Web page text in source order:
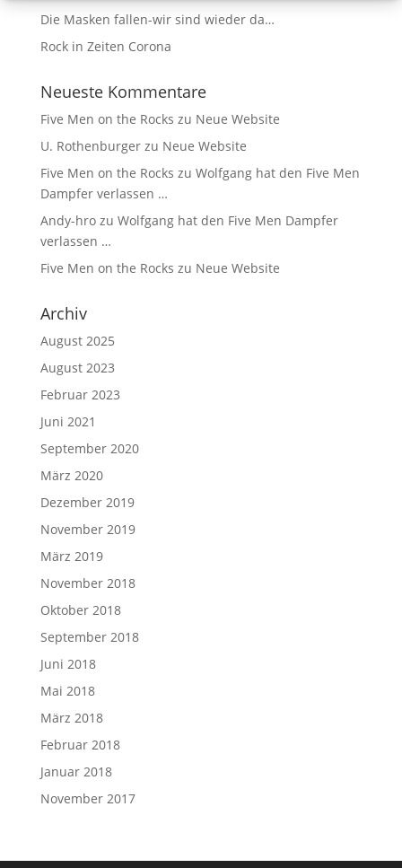
Die Masken fallen-wir sind wieder da…
Rock in Zeiten Corona
Neueste Kommentare
Five Men on the Rocks zu Neue Website
U. Rothenburgerzu Neue Website
Five Men on the Rocks zu Wolfgang hat den Five Men
Dampfer verlassen …
Andy-hrozu Wolfgang hat den Five Men Dampfer
verlassen …
Five Men on the Rocks zu Neue Website
Archiv
August 2025
August 2023
Februar 2023
Juni 2021
September 2020
März 2020
Dezember 2019
November 2019
März 2019
November 2018
Oktober 2018
September 2018
Juni 2018
Mai 2018
März 2018
Februar 2018
Januar 2018
November 2017